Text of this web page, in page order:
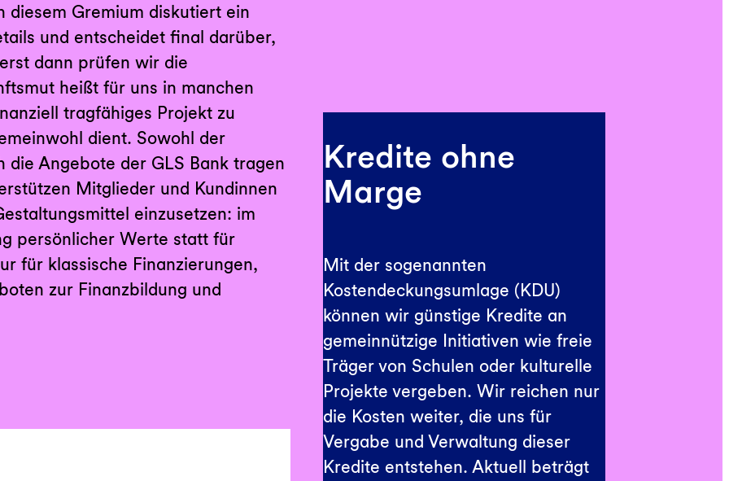
diesem Gremium diskutiert ein
und entscheidet final darüber,
dann prüfen wir die
heißt für uns in manchen
tragfähiges Projekt zu
dient. Sowohl der
die Angebote der GLS Bank tragen
Mitglieder und Kundinnen
einzusetzen: im
persönlicher Werte statt für
für klassische Finanzierungen,
zur Finanzbildung und
Kredite ohne
Marge
Mit der sogenannten
Kostendeckungsumlage (KDU)
können wir günstige Kredite an
gemeinnützige Initiativen wie freie
Träger von Schulen oder kulturelle
Projekte vergeben. Wir reichen nur
die Kosten weiter, die uns für
Vergabe und Verwaltung dieser
Kredite entstehen. Aktuell beträgt